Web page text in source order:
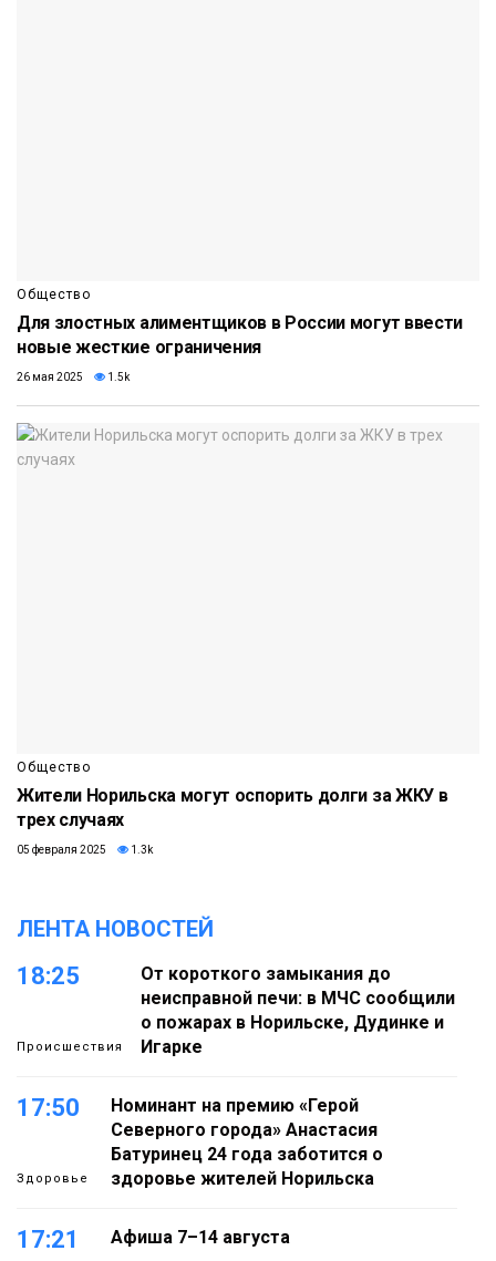
Общество
Для злостных алиментщиков в России могут ввести
новые жесткие ограничения
26 мая 2025 1.5k
Общество
Жители Норильска могут оспорить долги за ЖКУ в
трех случаях
05 февраля 2025 1.3k
ЛЕНТА НОВОСТЕЙ
18:25
Происшествия
От короткого замыкания до
неисправной печи: в МЧС сообщили
о пожарах в Норильске, Дудинке и
Игарке
17:50
Здоровье
Номинант на премию «Герой
Северного города» Анастасия
Батуринец 24 года заботится о
здоровье жителей Норильска
17:21 Афиша 7–14 августа